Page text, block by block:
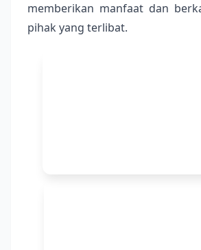
memberikan manfaat dan
pihak yang terlibat.